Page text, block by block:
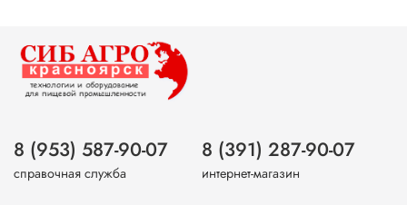
8 (953) 587-90-07
справочная служба
8 (391) 287-90-07
интернет-магазин